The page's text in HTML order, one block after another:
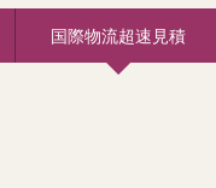
国際物流超速見積